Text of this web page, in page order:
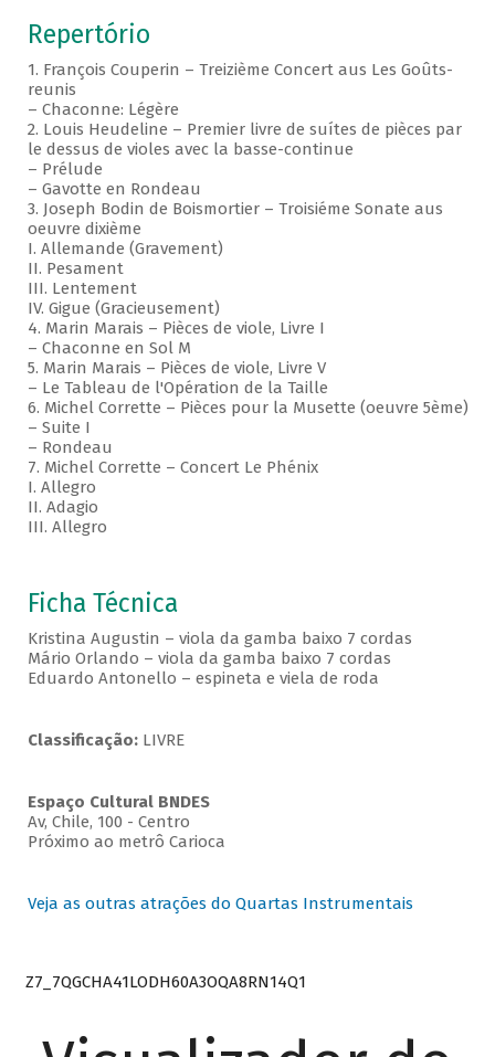
Repertório
1. François Couperin – Treizième Concert aus Les Goûts-
reunis
– Chaconne: Légère
2. Louis Heudeline – Premier livre de suítes de pièces par
le dessus de violes avec la basse-continue
– Prélude
– Gavotte en Rondeau
3. Joseph Bodin de Boismortier – Troisiéme Sonate aus
oeuvre dixième
I. Allemande (Gravement)
II. Pesament
III. Lentement
IV. Gigue (Gracieusement)
4. Marin Marais – Pièces de viole, Livre I
– Chaconne en Sol M
5. Marin Marais – Pièces de viole, Livre V
– Le Tableau de l'Opération de la Taille
6. Michel Corrette – Pièces pour la Musette (oeuvre 5ème)
– Suite I
– Rondeau
7. Michel Corrette – Concert Le Phénix
I. Allegro
II. Adagio
III. Allegro
Ficha Técnica
Kristina Augustin – viola da gamba baixo 7 cordas
Mário Orlando – viola da gamba baixo 7 cordas
Eduardo Antonello – espineta e viela de roda
Classificação: LIVRE
Espaço Cultural BNDES
Av, Chile, 100 - Centro
Próximo ao metrô Carioca
Veja as outras atrações do Quartas Instrumentais
Z7_7QGCHA41LODH60A3OQA8RN14Q1